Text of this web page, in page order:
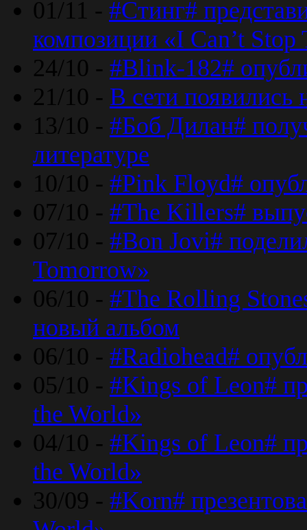
01/11 - #Стинг#
композиции «I Can’t
24/10 - #Blink-182#
21/10 - В сети появились
13/10 - #Боб Дилан#
литературе
10/10 - #Pink Floyd#
07/10 - #The Killers#
07/10 - #Bon Jovi#
Tomorrow»
06/10 - #The Rolling
новый альбом
06/10 - #Radiohead#
05/10 - #Kings of Leon#
the World»
04/10 - #Kings of Leon#
the World»
30/09 - #Korn#